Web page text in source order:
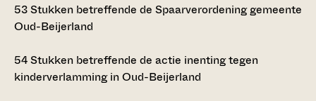
53Stukken betreffende de Spaarverordening gemeente
Oud-Beijerland
54Stukken betreffende de actie inenting tegen
kinderverlamming in Oud-Beijerland